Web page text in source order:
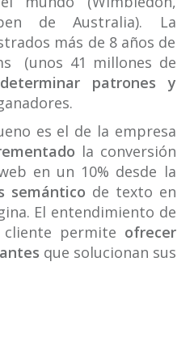
de Australia). La
más de 8 años de
(unos 41 millones de
patrones y
es el de la empresa
la conversión
en un 10% desde la
semántico de texto en
El entendimiento de
permite ofrecer
que solucionan sus